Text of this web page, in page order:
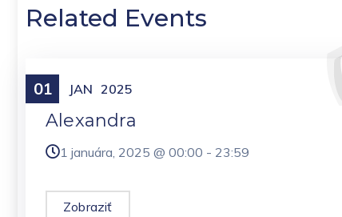
Related Events
01 JAN 2025
Meniny
Alexandra
1 januára, 2025 @ 00:00 - 23:59
Zobraziť